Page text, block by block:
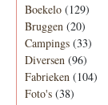
Boekelo (129)
Bruggen (20)
Campings (33)
Diversen (96)
Fabrieken (104)
Foto's (38)